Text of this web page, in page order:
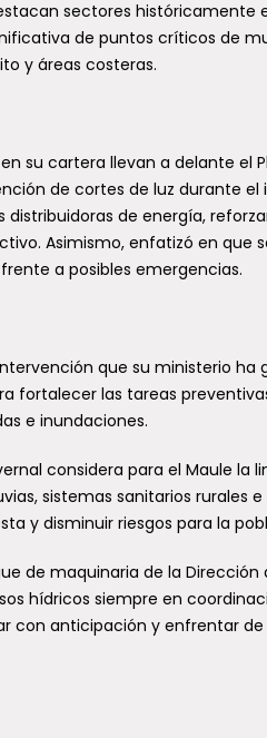
sectores históricamente
de puntos críticos de
y áreas costeras.
su cartera llevan a delante el
de cortes de luz durante el
de energía,
Asimismo, enfatizó en que
a posibles emergencias.
que su ministerio ha
las tareas
e inundaciones.
considera para el Maule la
sistemas sanitarios rurales
y disminuir riesgos para la
de maquinaria de la Dirección
hídricos siempre en
con anticipación y enfrentar